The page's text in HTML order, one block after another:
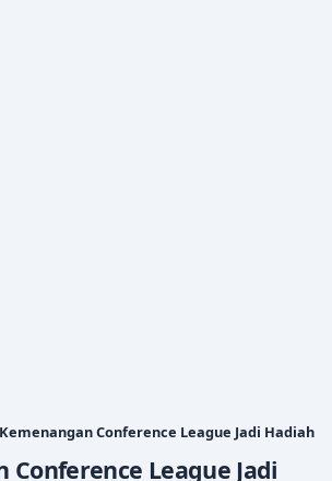
Kemenangan Conference League Jadi Hadiah
Conference League Jadi